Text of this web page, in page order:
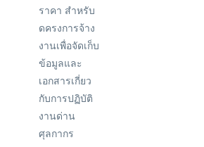
ราคา สำหรับ
ดครงการจ้าง
งานเพื่อจัดเก็บ
ข้อมูลและ
เอกสารเกี่ยว
กับการปฏิบัติ
งานด่าน
ศุลกากร